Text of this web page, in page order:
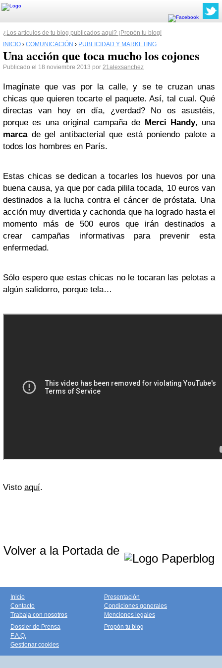
¿Los artículos de tu blog publicados aquí? ¡Propón tu blog!
INICIO › COMUNICACIÓN › PUBLICIDAD Y MARKETING
Una acción que toca mucho los cojones
Publicado el 18 noviembre 2013 por 21alexsanchez
Imagínate que vas por la calle, y se te cruzan unas
chicas que quieren tocarte el paquete. Así, tal cual. Qué
directas van hoy en día, ¿verdad? No os asustéis,
porque es una original campaña de Merci Handy, una
marcade gel antibacterial que está poniendo palote a
todos los hombres en París.
Estas chicas se dedican a tocarles los huevos por una
buena causa, ya que por cada pilila tocada, 10 euros van
destinados a la lucha contra el cáncer de próstata. Una
acción muy divertida y cachonda que ha logrado hasta el
momento más de 500 euros que irán destinados a
crear campañas informativas para prevenir esta
enfermedad.
Sólo espero que estas chicas no le tocaran las pelotas a
algún salidorro, porque tela…
Visto aquí.
Volver a la Portada de
Inicio
Contacto
Trabaja con nosotros
Presentación
Condiciones generales
Menciones legales
Dossier de Prensa
F.A.Q.
Gestionar cookies
Propón tu blog